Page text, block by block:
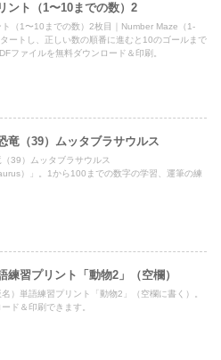
ント（1〜10までの数）2
（1〜10までの数）2枚目｜Number Maze（1-
ートし、正しい数の順番に進むと10のゴールまで
ファイルを無料ダウンロード＆印刷。
（39）ムッタブラサウルス
39）ムッタブラサウルス
）」。1から100までの数字の学習、運筆の練
練習プリント「動物2」（空欄）
）単語練習プリント「動物2」（空欄に書く）。
ド＆印刷できます。